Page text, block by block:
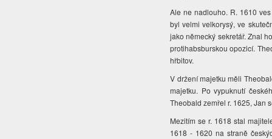
Ale ne nadlouho. R. 1610
byl velmi velkorysý, ve
jako německý sekretář. Znal
protihabsburskou opozicí.
hřbitov.
V držení majetku měli
majetku. Po vypuknutí
Theobald zemřel r. 1625, Jan
Mezitím se r. 1618 stal
1618 - 1620 na straně